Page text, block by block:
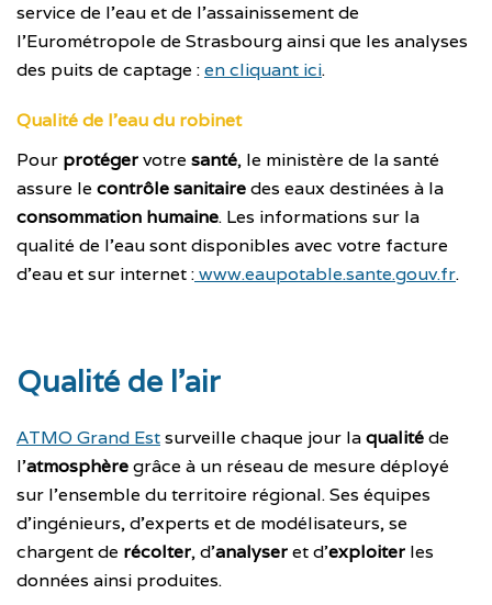
service de l’eau et de l’assainissement de
l’Eurométropole de Strasbourg ainsi que les analyses
des puits de captage :en cliquant ici.
Qualité de l’eau du robinet
Pour protégervotre santé, le ministère de la santé
assure le contrôle sanitairedes eaux destinées à la
consommation humaine. Les informations sur la
qualité de l’eau sont disponibles avec votre facture
d’eau et sur internet :www.eaupotable.sante.gouv.fr.
Qualité de l’air
ATMO Grand Estsurveille chaque jour laqualitéde
l’atmosphèregrâce à un réseau de mesure déployé
sur l’ensemble du territoire régional. Ses équipes
d’ingénieurs, d’experts et de modélisateurs, se
chargent de récolter, d’analyseret d’exploiter les
données ainsi produites.